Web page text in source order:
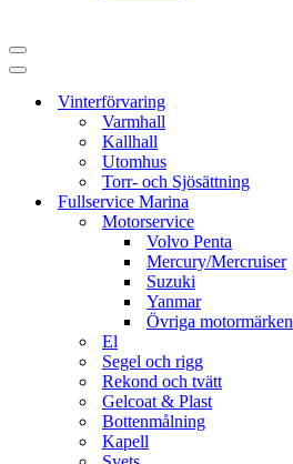
Navigation
Menu
Navigation
Vinterförvaring
Varmhall
Kallhall
Utomhus
Torr- och Sjösättning
Fullservice Marina
Motorservice
Volvo Penta
Mercury/Mercruiser
Suzuki
Yanmar
Övriga motormärken
El
Segel och rigg
Rekond och tvätt
Gelcoat & Plast
Bottenmålning
Kapell